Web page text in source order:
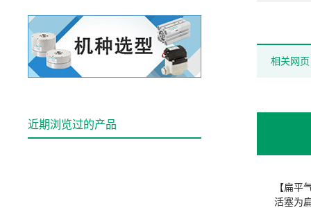
相关网页
【扁平
活塞为
近期浏览过的产品